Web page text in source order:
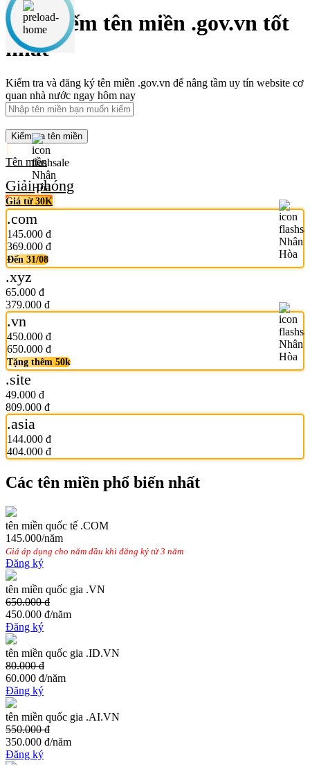
Tìm kiếm tên miền .gov.vn tốt
nhất
Kiểm tra và đăng ký tên miền .gov.vn để nâng tầm uy tín website cơ
quan nhà nước ngay hôm nay
Kiểm tra tên miền
Tên miền
Giải phóng
Giá từ 30K
.com
145.000 đ
369.000 đ
Đến 31/08
.xyz
65.000 đ
379.000 đ
.vn
450.000 đ
650.000 đ
Tặng thêm 50k
.site
49.000 đ
809.000 đ
.asia
144.000 đ
404.000 đ
Các tên miền phổ biến nhất
tên miền quốc tế .COM
145.000/năm
Giá áp dụng cho năm đầu khi đăng ký từ 3 năm
Đăng ký
tên miền quốc gia .VN
650.000 đ
450.000 đ/năm
Đăng ký
tên miền quốc gia .ID.VN
80.000 đ
60.000 đ/năm
Đăng ký
tên miền quốc gia .AI.VN
550.000 đ
350.000 đ/năm
Đăng ký